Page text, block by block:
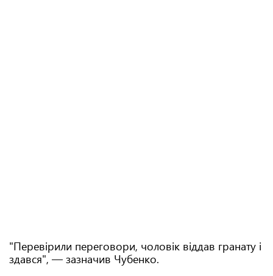
"Перевірили переговори, чоловік віддав гранату і
здався", — зазначив Чубенко.